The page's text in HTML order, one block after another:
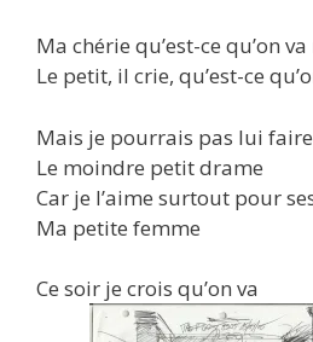
Ma chérie qu’est-ce qu’on
Le petit, il crie, qu’est-ce
Mais je pourrais pas lui faire
Le moindre petit drame
Car je l’aime surtout pour
Ma petite femme
Ce soir je crois qu’on va